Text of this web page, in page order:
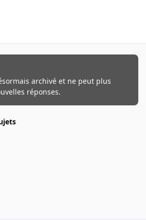
archivé et ne peut plus
réponses.